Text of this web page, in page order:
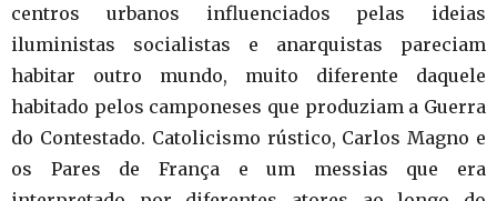
centros urbanos influenciados pelas ideias
iluministas socialistas e anarquistas pareciam
habitar outro mundo, muito diferente daquele
habitado pelos camponeses que produziam a Guerra
do Contestado. Catolicismo rústico, Carlos Magno e
os Pares de França e um messias que era